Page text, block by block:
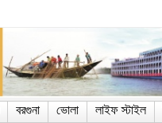
বরগুনা ভোলা লাইফ স্টাইল